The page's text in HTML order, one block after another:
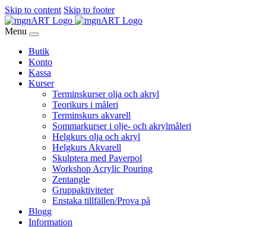
Skip to content Skip to footer
Menu
Butik
Konto
Kassa
Kurser
Terminskurser olja och akryl
Teorikurs i måleri
Terminskurs akvarell
Sommarkurser i olje- och akrylmåleri
Helgkurs olja och akryl
Helgkurs Akvarell
Skulptera med Paverpol
Workshop Acrylic Pouring
Zentangle
Gruppaktiviteter
Enstaka tillfällen/Prova på
Blogg
Information